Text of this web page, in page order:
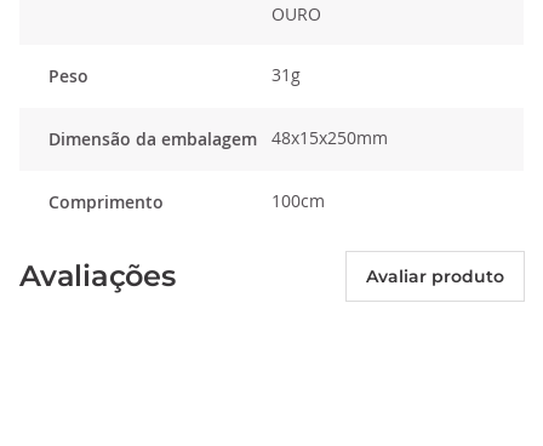
OURO
Peso 31g
Dimensão da embalagem 48x15x250mm
Comprimento 100cm
Avaliações Avaliar produto